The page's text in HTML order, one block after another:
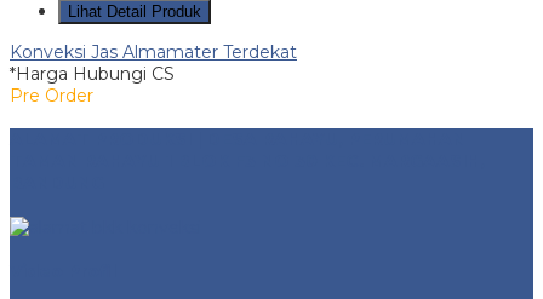
Lihat Detail Produk
Konveksi Jas Almamater Terdekat
*Harga Hubungi CS
Pre Order